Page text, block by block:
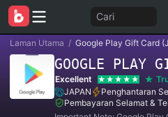
Cari
Laman Utama / Google Play Gift Card
GOOGLE PLAY
Excellent
JAPAN
Penghantaran
Pembayaran Selamat &